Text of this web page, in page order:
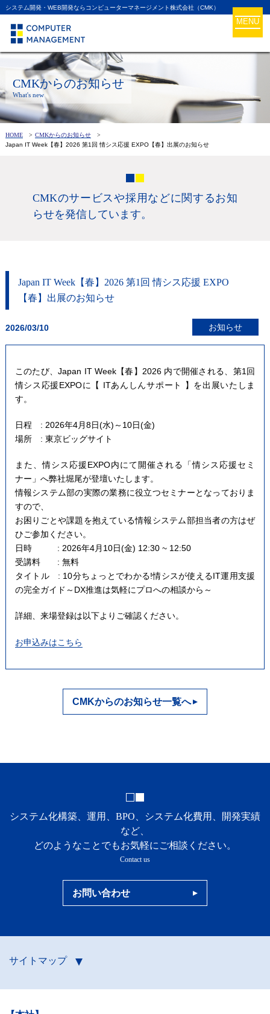
システム開発・WEB開発ならコンピューターマネージメント株式会社（CMK）
MENU
CMKからのお知らせ
What's new
HOME CMKからのお知らせ
Japan IT Week【春】2026 第1回 情シス応援 EXPO【春】出展のお知らせ
CMKのサービスや採用などに関するお知
らせを発信しています。
Japan IT Week【春】2026 第1回 情シス応援 EXPO
【春】出展のお知らせ
2026/03/10 お知らせ
このたび、Japan IT Week【春】2026 内で開催される、第1回
情シス応援EXPOに【 ITあんしんサポート 】を出展いたしま
す。
日程 : 2026年4月8日(水)～10日(金)
場所 : 東京ビッグサイト
また、情シス応援EXPO内にて開催される「情シス応援セミ
ナー」へ弊社堀尾が登壇いたします。
情報システム部の実際の業務に役立つセミナーとなっておりま
すので、
お困りごとや課題を抱えている情報システム部担当者の方はぜ
ひご参加ください。
日時 : 2026年4月10日(金) 12:30 ~ 12:50
受講料 : 無料
タイトル : 10分ちょっとでわかる!情シスが使えるIT運用支援
の完全ガイド～DX推進は気軽にプロへの相談から～
詳細、来場登録は以下よりご確認ください。
お申込みはこちら
CMKからのお知らせ一覧へ
システム化構築、運用、BPO、システム化費用、開発実績
など、
どのようなことでもお気軽にご相談ください。
Contact us
お問い合わせ
サイトマップ